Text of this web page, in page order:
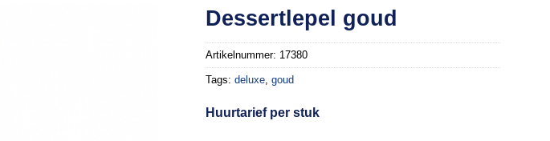
Dessertlepel goud
Artikelnummer: 17380
Tags:deluxe,goud
Huurtarief per stuk